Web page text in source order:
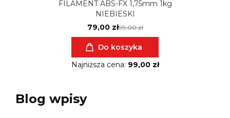
FILAMENT ABS-FX 1,75mm 1kg
NIEBIESKI
79,00 zł99,00 zł
Najniższa cena: 99,00 zł
Do koszyka
Blog wpisy